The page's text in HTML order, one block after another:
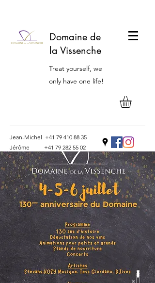
Domaine de
la Vissenche
Treat yourself, we
only have one life!
Jean-Michel +41 79 410 88 35
Jérôme +41 79 282 55 02
Contact